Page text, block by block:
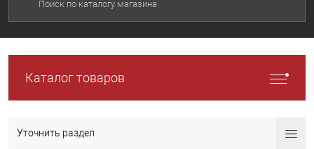
Каталог товаров
Уточнить раздел